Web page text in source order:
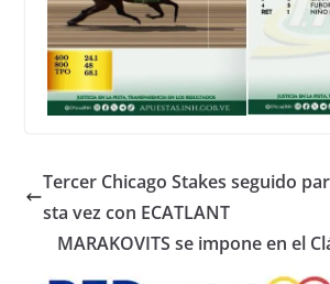
Tercer Chicago Stakes seguido
sta vez con ECATLANT
MARAKOVITS se impone en el